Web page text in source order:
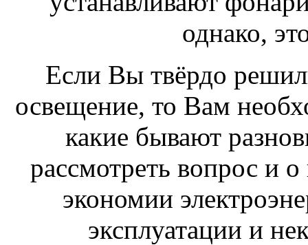
однако,
Если Вы твёрдо
освещение, то Вам
какие бывают
рассмотреть вопрос и
экономии
эксплуатации и